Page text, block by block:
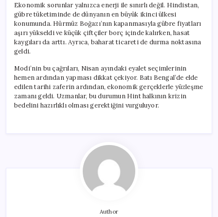
Ekonomik sorunlar yalnızca enerji ile sınırlı değil. Hindistan,
gübre tüketiminde de dünyanın en büyük ikinci ülkesi
konumunda. Hürmüz Boğazı’nın kapanmasıyla gübre fiyatları
aşırı yükseldi ve küçük çiftçiler borç içinde kalırken, hasat
kaygıları da arttı. Ayrıca, baharat ticareti de durma noktasına
geldi.
Modi’nin bu çağrıları, Nisan ayındaki eyalet seçimlerinin
hemen ardından yapması dikkat çekiyor. Batı Bengal’de elde
edilen tarihi zaferin ardından, ekonomik gerçeklerle yüzleşme
zamanı geldi. Uzmanlar, bu durumun Hint halkının krizin
bedelini hazırlıklı olması gerektiğini vurguluyor.
Author